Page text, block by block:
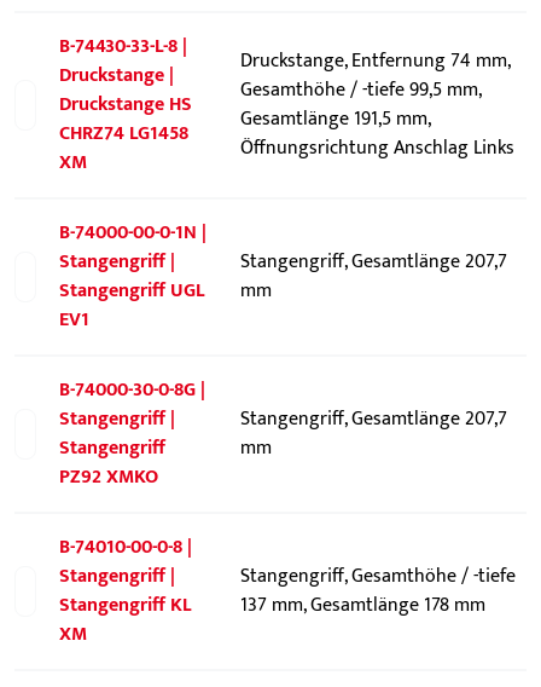
B-74430-33-L-8 |
Druckstange |
Druckstange HS
CHRZ74 LG1458
XM
Druckstange, Entfernung 74 mm,
Gesamthöhe / -tiefe 99,5 mm,
Gesamtlänge 191,5 mm,
Öffnungsrichtung Anschlag Links
B-74000-00-0-1N |
Stangengriff |
Stangengriff UGL
EV1
Stangengriff, Gesamtlänge 207,7
mm
B-74000-30-0-8G |
Stangengriff |
Stangengriff
PZ92 XMKO
Stangengriff, Gesamtlänge 207,7
mm
B-74010-00-0-8 |
Stangengriff |
Stangengriff KL
XM
Stangengriff, Gesamthöhe / -tiefe
137 mm, Gesamtlänge 178 mm